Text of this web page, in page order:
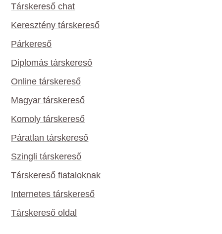
Társkereső chat
Keresztény társkereső
Párkereső
Diplomás társkereső
Online társkereső
Magyar társkereső
Komoly társkereső
Páratlan társkereső
Szingli társkereső
Társkereső fiataloknak
Internetes társkereső
Társkereső oldal